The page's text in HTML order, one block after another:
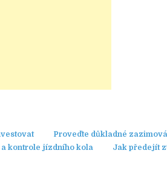
Proveďte důkladné
kontrole jízdního kola
Jak předejít